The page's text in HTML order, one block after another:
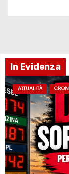
In Evidenza
ATTUALITÀ